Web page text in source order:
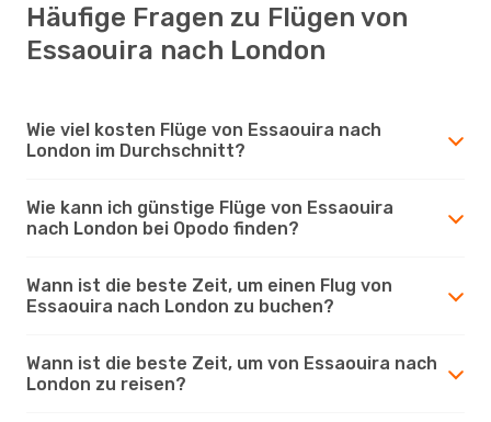
Häufige Fragen zu Flügen von
Essaouira nach London
Wie viel kosten Flüge von Essaouira nach
London im Durchschnitt?
Wie kann ich günstige Flüge von Essaouira
nach London bei Opodo finden?
Wann ist die beste Zeit, um einen Flug von
Essaouira nach London zu buchen?
Wann ist die beste Zeit, um von Essaouira nach
London zu reisen?